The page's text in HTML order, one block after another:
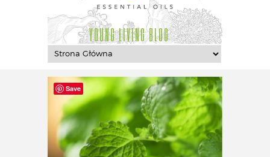
YOUNG LIVING BLOG
Save